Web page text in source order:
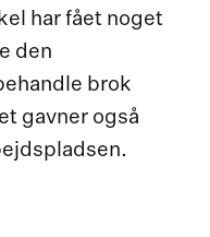
har fået noget
den
brok
gavner også